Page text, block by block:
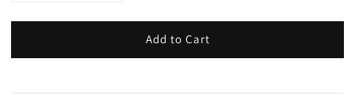
Add to Cart